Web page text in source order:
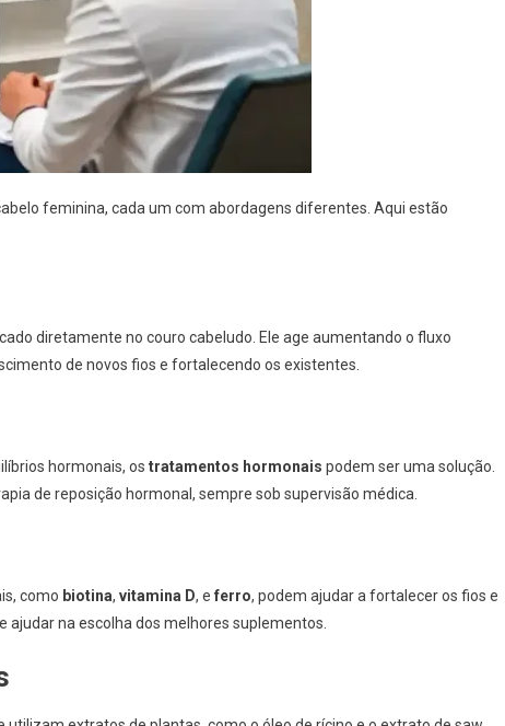
feminina, cada um com abordagens diferentes. Aqui estão
diretamente no couro cabeludo. Ele age aumentando o fluxo
de novos fios e fortalecendo os existentes.
hormonais, os tratamentos hormonais podem ser uma solução.
de reposição hormonal, sempre sob supervisão médica.
como biotina, vitamina D, e ferro, podem ajudar a fortalecer os fios e
na escolha dos melhores suplementos.